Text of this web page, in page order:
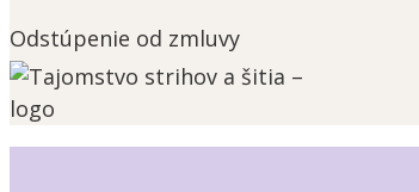
Odstúpenie od zmluvy